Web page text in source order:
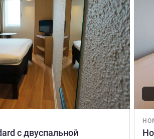
приветствует вас в Лионе.
с автостоянкой, удобно
с основными магистралями.
с двуспальной